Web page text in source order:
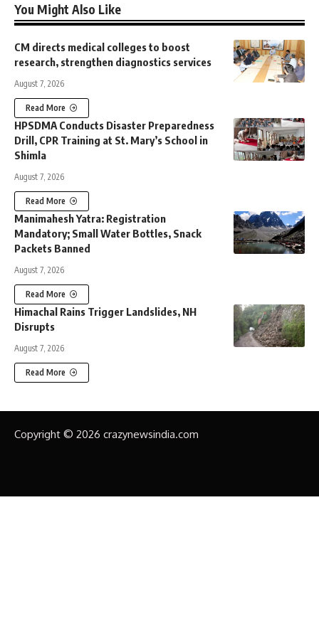
You Might Also Like
CM directs medical colleges to boost
research, strengthen diagnostics services
August 7, 2026
Read More
HPSDMA Conducts Disaster Preparedness
Drill, CPR Training at St. Mary’s School in
Shimla
August 7, 2026
Read More
Manimahesh Yatra: Registration
Mandatory; Small Water Bottles, Snack
Packets Banned
August 7, 2026
Read More
Himachal Rains Trigger Landslides, NH
Disrupts
August 7, 2026
Read More
Copyright © 2026 crazynewsindia.com